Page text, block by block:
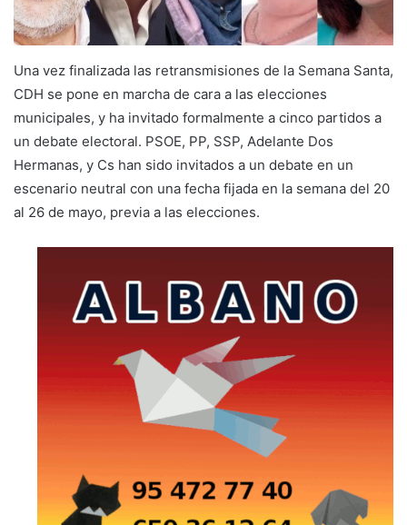
Una vez finalizada las retransmisiones de la Semana Santa,
CDH se pone en marcha de cara a las elecciones
municipales, y ha invitado formalmente a cinco partidos a
un debate electoral. PSOE, PP, SSP, Adelante Dos
Hermanas, y Cs han sido invitados a un debate en un
escenario neutral con una fecha fijada en la semana del 20
al 26 de mayo, previa a las elecciones.